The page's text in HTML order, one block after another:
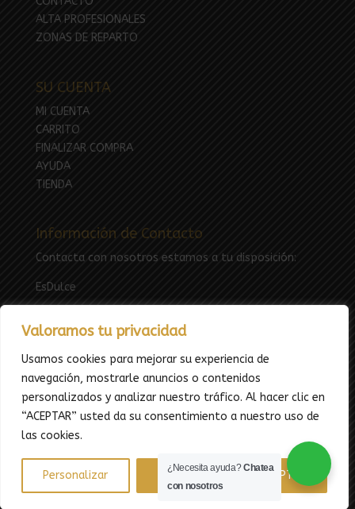
Valoramos tu privacidad
Usamos cookies para mejorar su experiencia de
navegación, mostrarle anuncios o contenidos
personalizados y analizar nuestro tráfico. Al hacer clic en
“ACEPTAR” usted da su consentimiento a nuestro uso de
las cookies.
Personalizar RECHAZAR ACEPTAR
ALTA PROFESIONALES
ZONAS DE REPARTO
SU CUENTA
MI CUENTA
CARRITO
FINALIZAR COMPRA
AYUDA
TIENDA
Información de Contacto
Contacta con nosotros estamos a tu disposición:
EsDulce
Todos los derechos reservados - EsDulce.es -Diseño
web y SEOpor Beeway
¿Necesita ayuda?Chatea
con nosotros